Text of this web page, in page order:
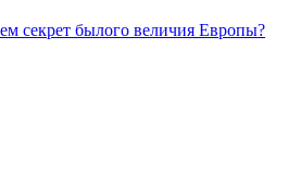
секрет былого величия Европы?